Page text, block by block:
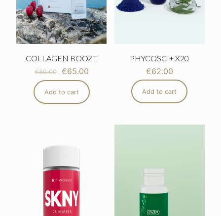
COLLAGEN BOOZT
€80.00 €65.00
Add to cart
PHYCOSCI+ X20
€62.00
Add to cart